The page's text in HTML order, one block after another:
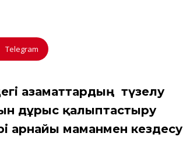
Telegram
азаматтардың түзелу
дұрыс қалыптастыру
арнайы маманмен кездесу